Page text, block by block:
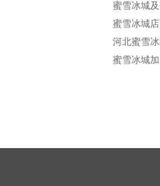
蜜雪冰城
蜜雪冰城
题
河北蜜雪
城
蜜雪冰城